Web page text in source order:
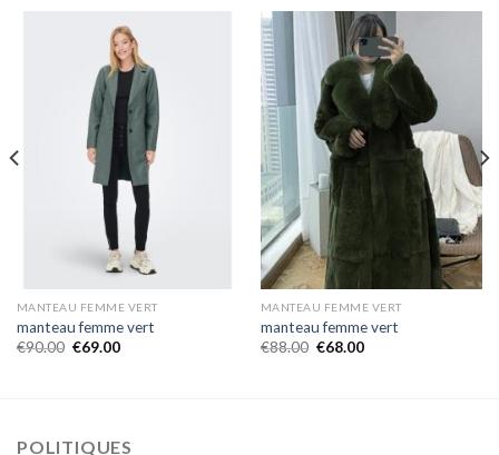
MANTEAU FEMME VERT
manteau femme vert
€90.00 €69.00
MANTEAU FEMME VERT
manteau femme vert
€88.00 €68.00
POLITIQUES